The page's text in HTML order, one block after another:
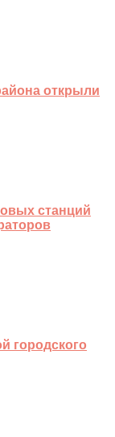
открыли
станций
городского